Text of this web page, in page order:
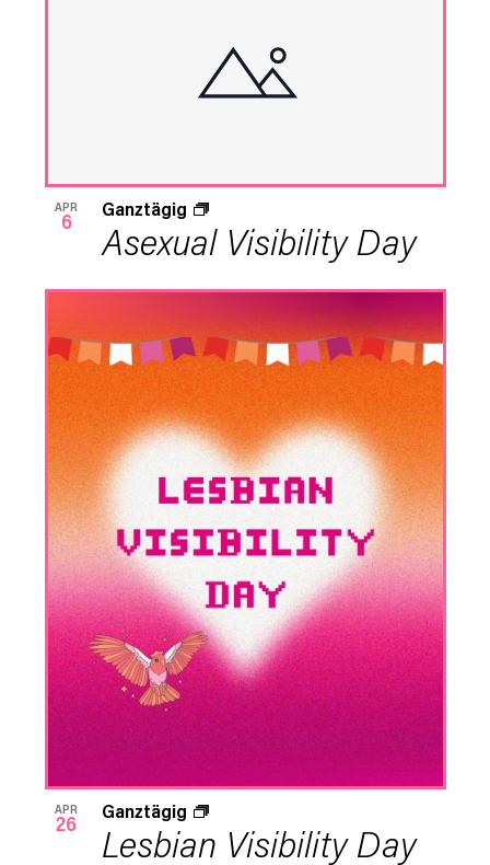
APR
6 Asexual Visibility Day
Ganztägig
APR
26 Lesbian Visibility Day
Ganztägig